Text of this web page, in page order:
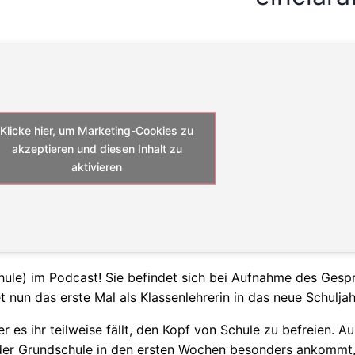
Klicke hier, um Marketing-Cookies zu
akzeptieren und diesen Inhalt zu
aktivieren
) im Podcast! Sie befindet sich bei Aufnahme des
das erste Mal als Klassenlehrerin in das neue
es ihr teilweise fällt, den Kopf von Schule zu befreien.
Grundschule in den ersten Wochen besonders